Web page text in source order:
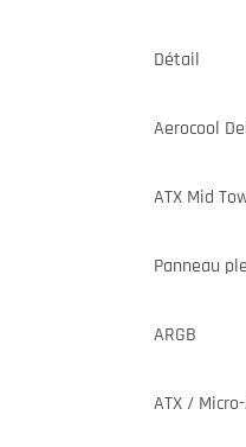
Détail
Aerocool
ATX Mid
Panneau
ARGB
ATX /